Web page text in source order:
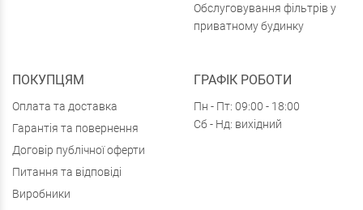
Обслуговування фільтрів у
приватному будинку
ПОКУПЦЯМ
Оплата та доставка
Гарантія та повернення
Договір публічної оферти
Питання та відповіді
Виробники
ГРАФІК РОБОТИ
Пн - Пт: 09:00 - 18:00
Сб - Нд: вихідний